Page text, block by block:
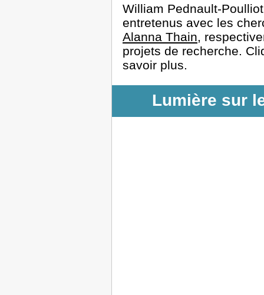
William Pednault-
entretenus avec les
Alanna Thain,
projets de recherche.
savoir plus.
Lumière sur